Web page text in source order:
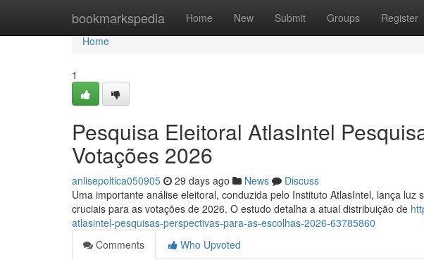
bookmarkspedia Home New Submit Groups Register
Home
Home
1
Pesquisa Eleitoral AtlasIntel
Votações 2026
anlisepoltica050905 29 days ago News
Discuss
Uma importante análise eleitoral, conduzida pelo Instituto AtlasIntel, lança
cruciais para as votações de 2026. O estudo detalha a atual distribuição de
atlasintel-pesquisas-perspectivas-para-as-escolhas-2026-63785860
Comments
Who Upvoted